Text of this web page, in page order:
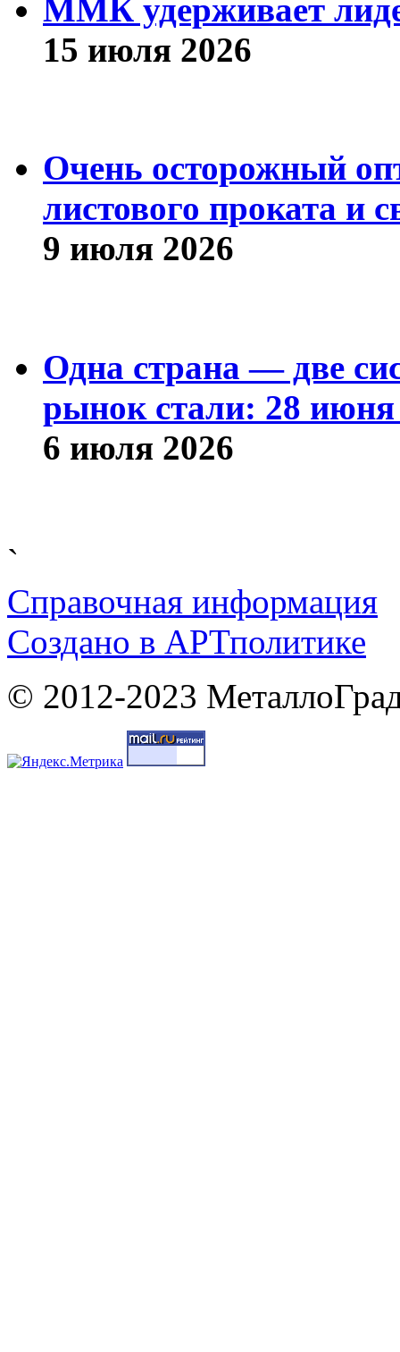
ММК удерживает
15 июля 2026
Очень осторожный
листового проката и
9 июля 2026
Одна страна — две
рынок стали: 28
6 июля 2026
`
Справочная информация
Cоздано в АРТполитике
© 2012-2023